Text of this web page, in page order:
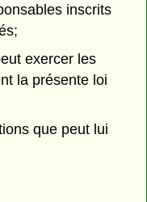
inscrits
exercer les
la présente loi
que peut lui